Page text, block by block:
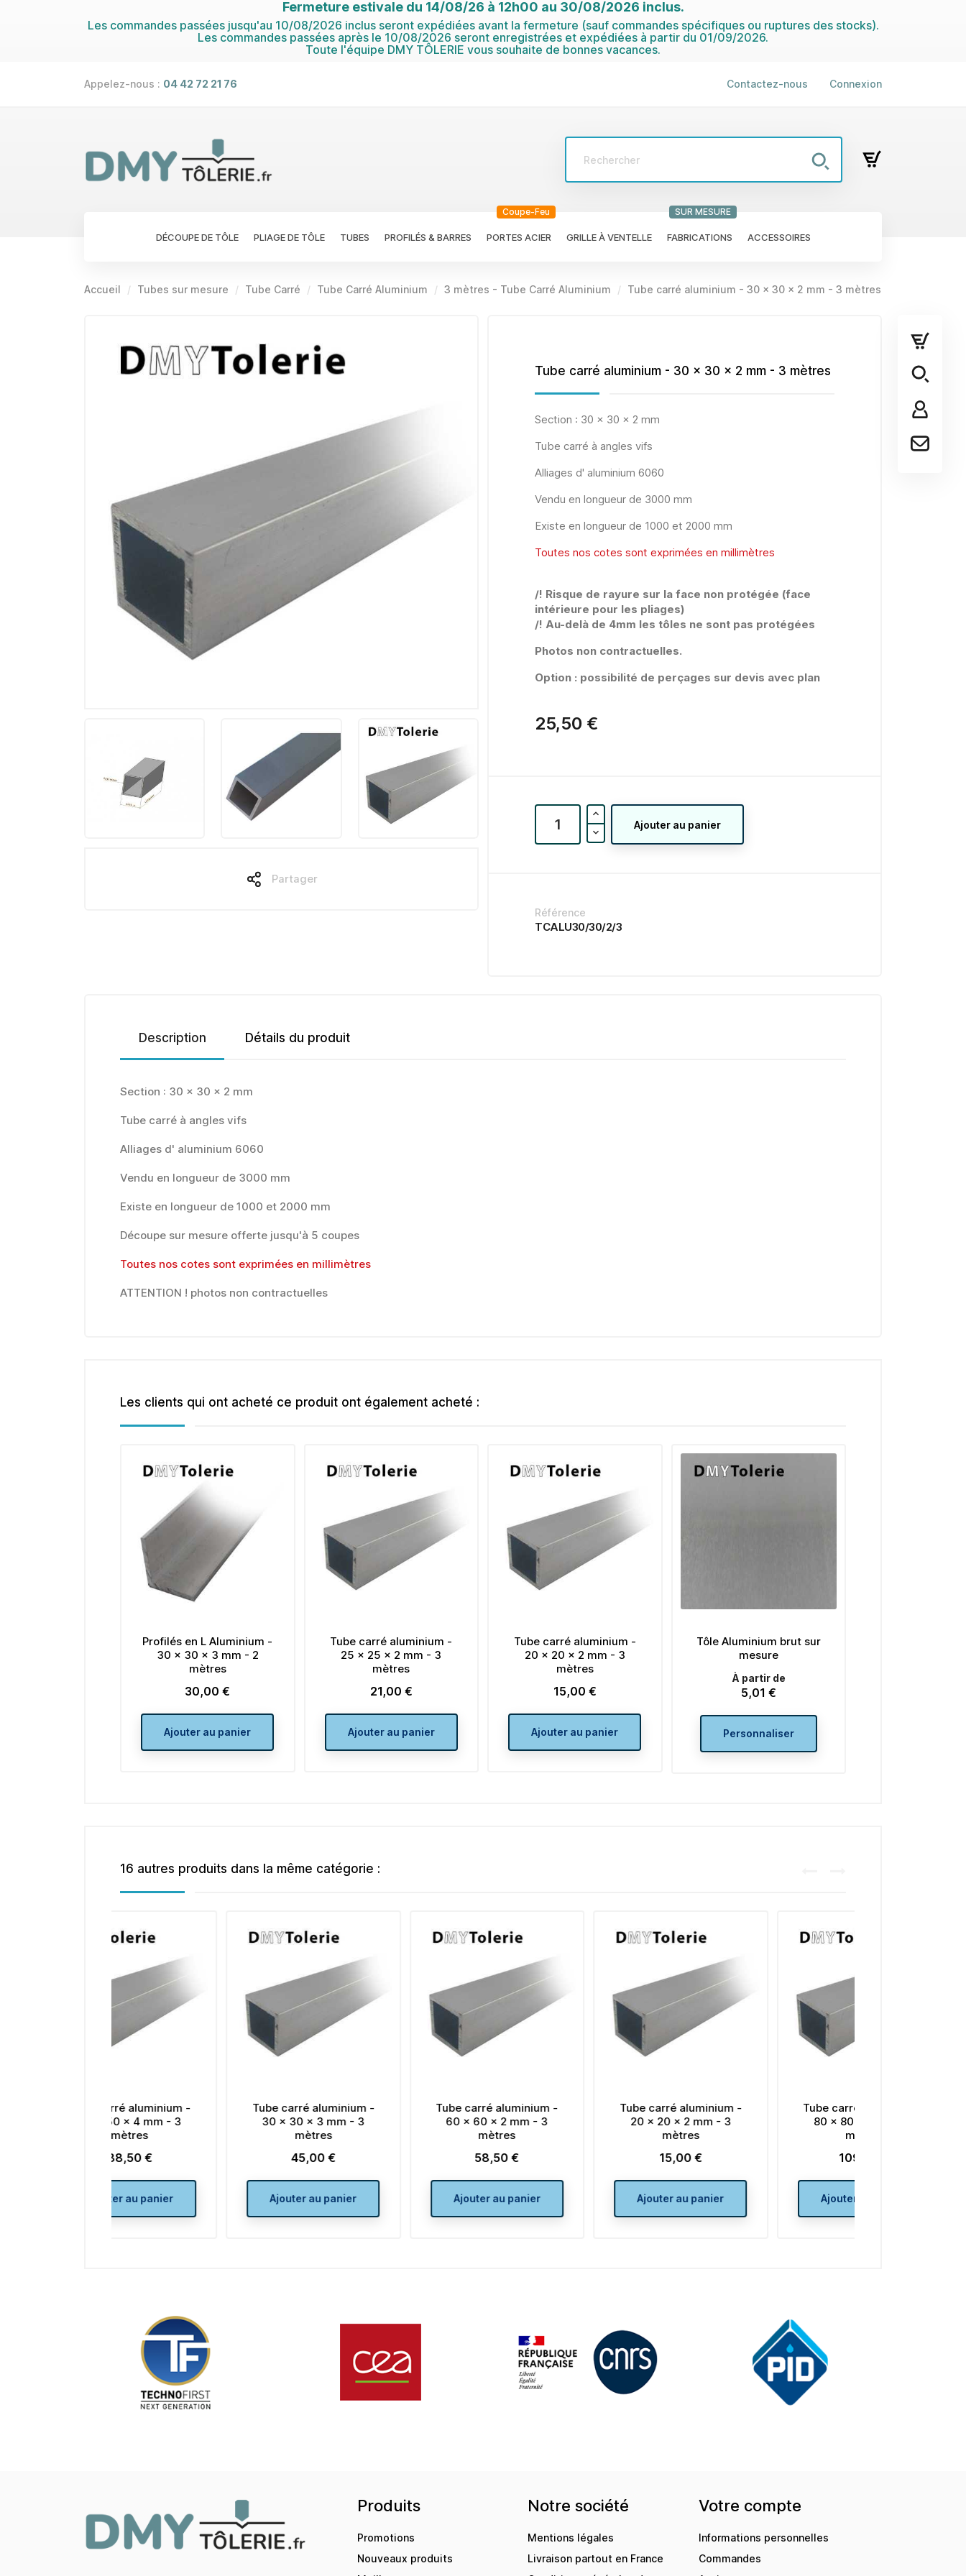
Fermeture estivale du 14/08/26 à 12h00 au 30/08/2026 inclus.
Les commandes passées jusqu'au 10/08/2026 inclus seront expédiées avant la fermeture (sauf commandes spécifiques ou ruptures des stocks).
Les commandes passées après le 10/08/2026 seront enregistrées et expédiées à partir du 01/09/2026.
Toute l'équipe DMY TÔLERIE vous souhaite de bonnes vacances.
Appelez-nous : 04 42 72 21 76 Contactez-nous Connexion
DÉCOUPE DE TÔLE PLIAGE DE TÔLE TUBES PROFILÉS & BARRES PORTES ACIER
Coupe-Feu
GRILLE À VENTELLE FABRICATIONS
SUR MESURE
ACCESSOIRES
Accueil Tubes sur mesure Tube Carré Tube Carré Aluminium 3 mètres - Tube Carré Aluminium Tube carré aluminium - 30 x 30 x 2 mm - 3 mètres
Partager
Tube carré aluminium - 30 x 30 x 2 mm - 3 mètres
Section : 30 x 30 x 2 mm
Tube carré à angles vifs
Alliages d' aluminium 6060
Vendu en longueur de 3000 mm
Existe en longueur de 1000 et 2000 mm
Toutes nos cotes sont exprimées en millimètres
/! Risque de rayure sur la face non protégée (face
intérieure pour les pliages)
/! Au-delà de 4mm les tôles ne sont pas protégées
Photos non contractuelles.
Option : possibilité de perçages sur devis avec plan
25,50 €
Ajouter au panier
Référence
TCALU30/30/2/3
Description Détails du produit
Section : 30 x 30 x 2 mm
Tube carré à angles vifs
Alliages d' aluminium 6060
Vendu en longueur de 3000 mm
Existe en longueur de 1000 et 2000 mm
Découpe sur mesure offerte jusqu'à 5 coupes
Toutes nos cotes sont exprimées en millimètres
ATTENTION ! photos non contractuelles
Les clients qui ont acheté ce produit ont également acheté :
Profilés en L Aluminium -
30 x 30 x 3 mm - 2
mètres
Prix
30,00 €
Ajouter au panier
Tube carré aluminium -
25 x 25 x 2 mm - 3
mètres
Prix
21,00 €
Ajouter au panier
Tube carré aluminium -
20 x 20 x 2 mm - 3
mètres
Prix
15,00 €
Ajouter au panier
Tôle Aluminium brut sur
mesure
À partir de
Prix
5,01 €
Personnaliser
16 autres produits dans la même catégorie :
Tube carré aluminium -
30 x 30 x 3 mm - 3
Ajouter au panier
Tube carré aluminium -
60 x 60 x 2 mm - 3
Ajouter au panier
Tube carré aluminium -
20 x 20 x 2 mm - 3
Ajouter au panier
Tube carré aluminium -
80 x 80 x 3 mm - 3
Ajouter au panier
Produits
Promotions
Nouveaux produits
Notre société
Mentions légales
Livraison partout en France
Votre compte
Informations personnelles
Commandes